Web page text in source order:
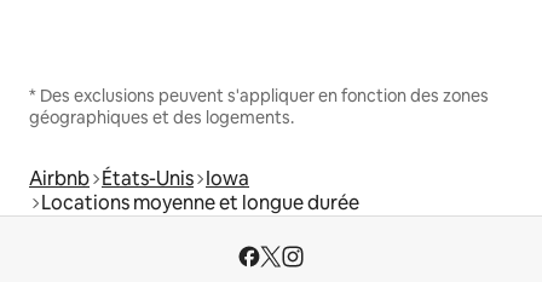
* Des exclusions peuvent s'appliquer en fonction des zones
géographiques et des logements.
Airbnb États-Unis Iowa
Locations moyenne et longue durée